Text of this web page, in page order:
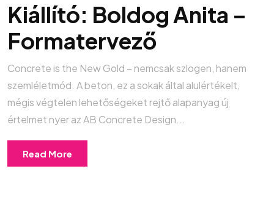
Kiállító: Boldog Anita –
Formatervező
Concrete is the New Gold – nemcsak szlogen, hanem
szemléletmód. A beton, ez a sokak által alulértékelt,
mégis végtelen lehetőségeket rejtő alapanyag új
értelmet nyer az AB Concrete Design...
Read More